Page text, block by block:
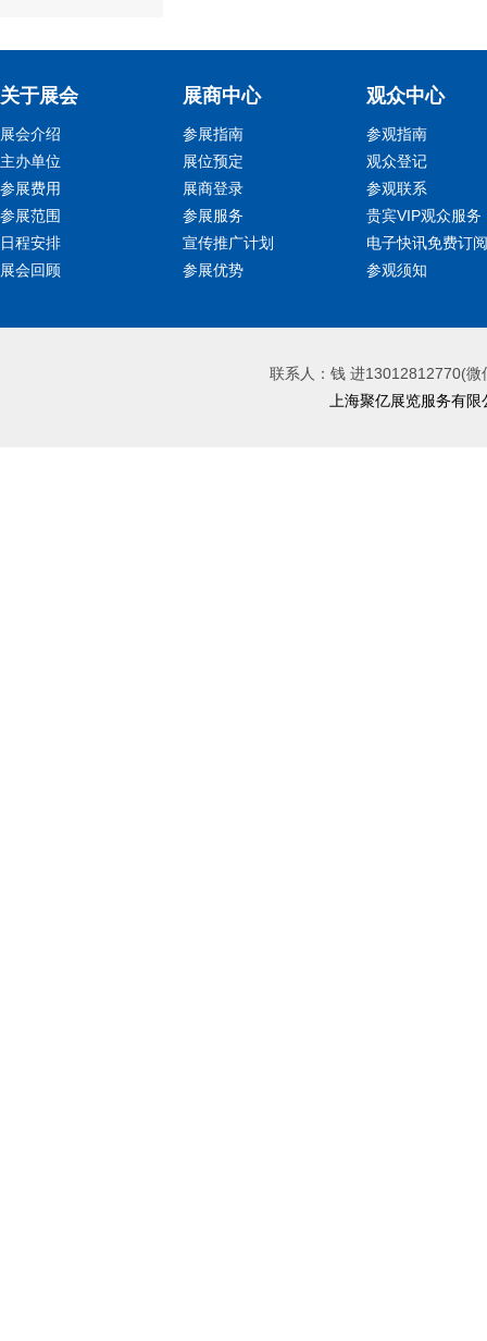
关于展会
展会介绍
主办单位
参展费用
参展范围
日程安排
展会回顾
展商中心
参展指南
展位预定
展商登录
参展服务
宣传推广计划
参展优势
观众中心
参观指南
观众登记
参观联系
贵宾VIP观众服务
电子快讯免费订阅
参观须知
联系人：钱 进13012812770(
上海聚亿展览服务有限